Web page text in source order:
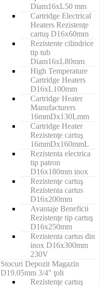
Diam16xL50 mm
Cartridge Electrical
Heaters Rezistenţe
cartuş D16x60mm
Rezistente cilindrice
tip tub
Diam16xL80mm
High Temperature
Cartridge Heaters
D16xL100mm
Cartridge Heater
Manufacturers
16mmDx130Lmm
Cartridge Heater
Rezistenţe cartuş
16mmDx160mmL
Rezistenta electrica
tip patron
D16x180mm inox
Rezistenţe cartuş
Rezistenta cartus
D16x200mm
Avantaje Beneficii
Rezistenţe tip cartuş
D16x250mm
Rezistenta cartus din
inox D16x300mm
230V
Stocuri Depozit Magazin
D19.05mm 3/4" ţoli
Rezistenţe cartuş